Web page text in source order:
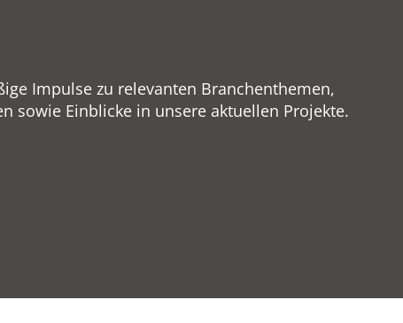
Impulse zu relevanten Branchenthemen,
sowie Einblicke in unsere aktuellen Projekte.